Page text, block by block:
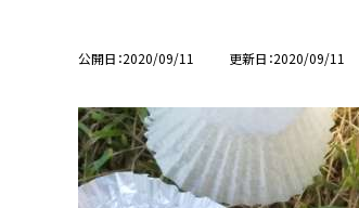
公開日 2020/09/11 更新日 2020/09/11